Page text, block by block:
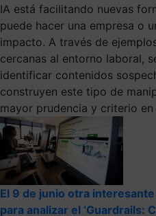
IA está facilitando nuevas
puede hacer una empresa o
impacto. A través de
cercanas al entorno laboral,
identificar contenidos
construyen este tipo de
mayor prudencia y criterio
El 9 de junio otra
para analizar el ‘Guardrails: